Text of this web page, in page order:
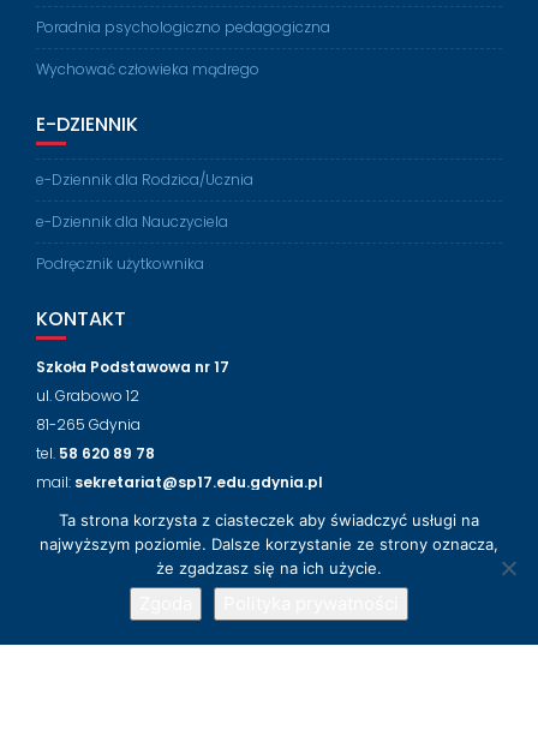
Poradnia psychologiczno pedagogiczna
Wychować człowieka mądrego
E-DZIENNIK
e-Dziennik dla Rodzica/Ucznia
e-Dziennik dla Nauczyciela
Podręcznik użytkownika
KONTAKT
Szkoła Podstawowa nr 17
ul. Grabowo 12
81-265 Gdynia
tel. 58 620 89 78
mail: sekretariat@sp17.edu.gdynia.pl
NASZ FACEBOOK
Ta strona korzysta z ciasteczek aby świadczyć usługi na
najwyższym poziomie. Dalsze korzystanie ze strony oznacza,
że zgadzasz się na ich użycie.